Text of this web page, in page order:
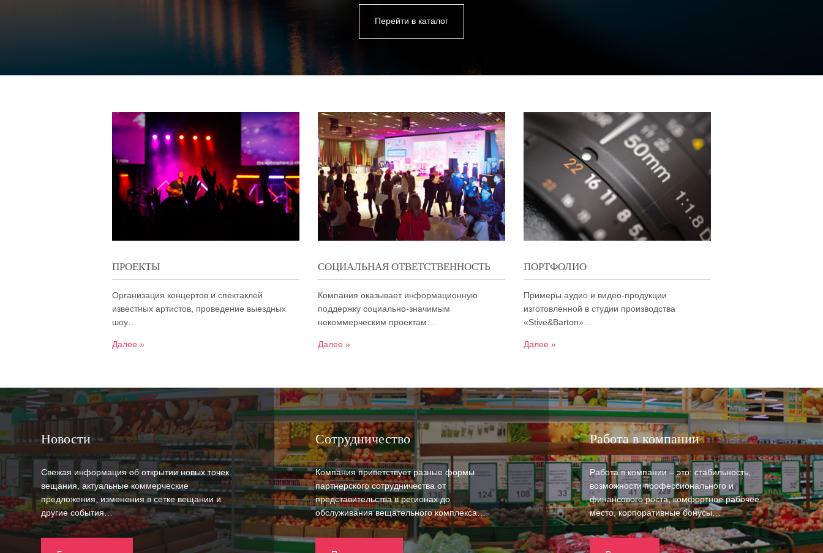
Перейти в каталог
ПРОЕКТЫ
Организация концертов и спектаклей
известных артистов, проведение выездных
шоу…
Далее »
СОЦИАЛЬНАЯ ОТВЕТСТВЕННОСТЬ
Компания оказывает информационную
поддержку социально-значимым
некоммерческим проектам…
Далее »
ПОРТФОЛИО
Примеры аудио и видео-продукции
изготовленной в студии производства
«Stive&Barton»…
Далее »
Новости
Свежая информация об открытии новых точек
вещания, актуальные коммерческие
предложения, изменения в сетке вещании и
другие события…
Сотрудничество
Компания приветствует разные формы
партнерского сотрудничества от
представительства в регионах до
обслуживания вещательного комплекса…
Работа в компании
Работа в компании – это: стабильность,
возможности профессионального и
финансового роста, комфортное рабочее
место, корпоративные бонусы…